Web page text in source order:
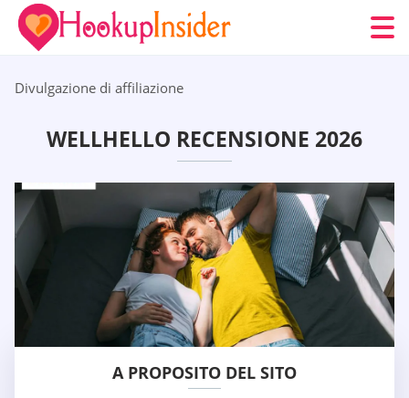
Divulgazione di affiliazione
WELLHELLO RECENSIONE 2026
A PROPOSITO DEL SITO